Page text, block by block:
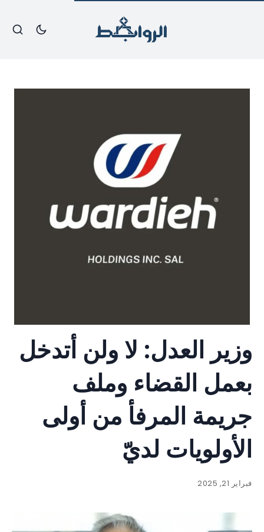
وزير العدل: لا ولن أتدخل
بعمل القضاء وملف
جريمة المرفأ من أولى
الأولويات لديّ
فبراير 21, 2025